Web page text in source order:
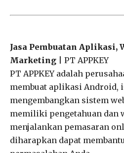
Jasa Pembuatan Aplikasi,
Marketing | PT APPKEY
PT APPKEY adalah
membuat aplikasi Android,
mengembangkan sistem
memiliki pengetahuan dan
menjalankan pemasaran
diharapkan dapat